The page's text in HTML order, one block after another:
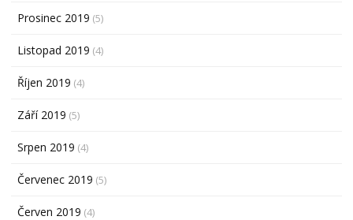
Prosinec 2019 (5)
Listopad 2019 (4)
Říjen 2019 (4)
Září 2019 (5)
Srpen 2019 (4)
Červenec 2019 (5)
Červen 2019 (4)